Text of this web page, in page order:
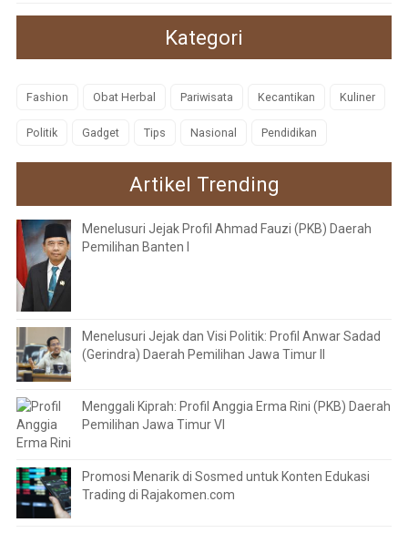
Kategori
Fashion Obat Herbal Pariwisata Kecantikan Kuliner
Politik Gadget Tips Nasional Pendidikan
Artikel Trending
Menelusuri Jejak Profil Ahmad Fauzi (PKB) Daerah
Pemilihan Banten I
Menelusuri Jejak dan Visi Politik: Profil Anwar Sadad
(Gerindra) Daerah Pemilihan Jawa Timur II
Menggali Kiprah: Profil Anggia Erma Rini (PKB) Daerah
Pemilihan Jawa Timur VI
Promosi Menarik di Sosmed untuk Konten Edukasi
Trading di Rajakomen.com